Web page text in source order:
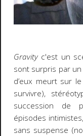
Gravityc'est un
sont surpris par un
d’eux meurt sur
survivre),
succession de
épisodes
sans suspense